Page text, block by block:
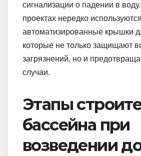
сигнализации о падении в
проектах нередко используются
автоматизированные крышки
которые не только защищают
загрязнений, но и
случаи.
Этапы
бассейна при
возведении